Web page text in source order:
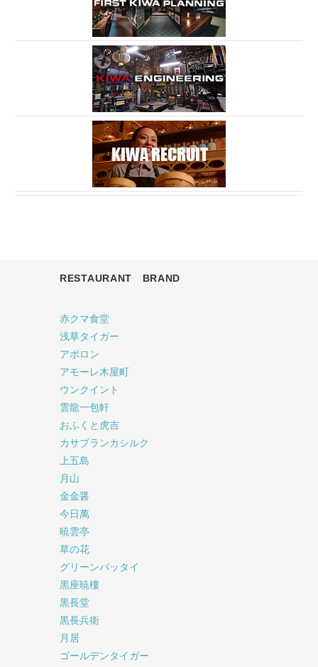
RESTAURANT BRAND
赤クマ食堂
浅草タイガー
アポロン
アモーレ木屋町
ウンクイント
雲龍一包軒
おふくと虎吉
カサブランカシルク
上五島
月山
金金醤
今日萬
暁雲亭
草の花
グリーンパッタイ
黒座暁樓
黒長堂
黒長兵衛
月居
ゴールデンタイガー